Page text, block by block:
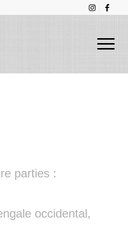
parties :
occidental,